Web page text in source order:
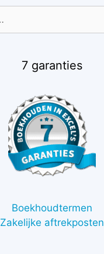
7 garanties
Boekhoudtermen
Zakelijke aftrekposten